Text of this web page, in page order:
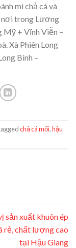
mì chả cá và
nơi trong Lương
Mỹ + Vĩnh Viễn –
Xà Phiên Long
Bình –
chả cá mối,hậu
sản xuất khuôn ép
rẻ, chất lượng cao
tại Hậu Giang